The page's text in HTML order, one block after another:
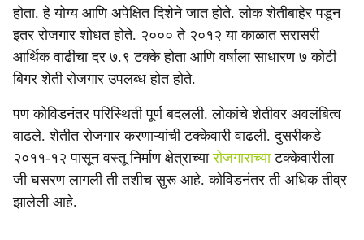
होता. हे योग्य आणि अपेक्षित दिशेने जात होते. लोक शेतीबाहेर पडून
इतर रोजगार शोधत होते. २००० ते २०१२ या काळात सरासरी
आर्थिक वाढीचा दर ७.९ टक्के होता आणि वर्षाला साधारण ७ कोटी
बिगर शेती रोजगार उपलब्ध होत होते.
पण कोविडनंतर परिस्थिती पूर्ण बदलली. लोकांचे शेतीवर अवलंबित्व
वाढले. शेतीत रोजगार करणाऱ्यांची टक्केवारी वाढली. दुसरीकडे
२०११-१२ पासून वस्तू निर्माण क्षेत्राच्यारोजगाराच्याटक्केवारीला
जी घसरण लागली ती तशीच सुरू आहे. कोविडनंतर ती अधिक तीव्र
झालेली आहे.